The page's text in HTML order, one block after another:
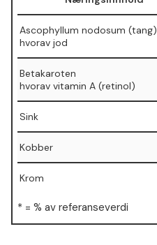
Ascophyllum nodosum (tang)
⁠hvorav jod
Betakaroten
⁠hvorav vitamin A (retinol)
Sink
Kobber
Krom
* = % av referanseverdi